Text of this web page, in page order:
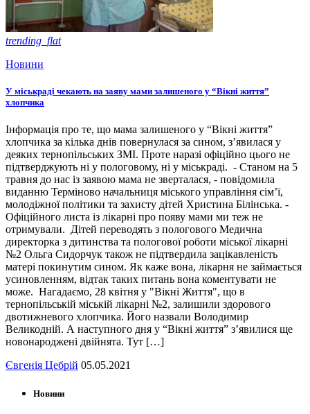
trending_flat
Новини
У міськраді чекають на заяву мами залишеного у “Вікні життя”
хлопчика
Інформація про те, що мама залишеного у “Вікні життя”
хлопчика за кілька днів повернулася за сином, з’явилася у
деяких тернопільських ЗМІ. Проте наразі офіційно цього не
підтверджують ні у пологовому, ні у міськраді. - Станом на 5
травня до нас із заявою мама не зверталася, - повідомила
виданню Терміново начальниця міського управління сім’ї,
молодіжної політики та захисту дітей Христина Білінська. -
Офіційного листа із лікарні про появу мами ми теж не
отримували. Дітей переводять з пологового Медична
директорка з дитинства та пологової роботи міської лікарні
№2 Ольга Сидорчук також не підтвердила зацікавленість
матері покинутим сином. Як каже вона, лікарня не займається
усиновленням, відтак таких питань вона коментувати не
може. Нагадаємо, 28 квітня у "Вікні Життя", що в
тернопільській міській лікарні №2, залишили здорового
двотижневого хлопчика. Його назвали Володимир
Великодній. А наступного дня у “Вікні життя” з’явилися ще
новонароджені двійнята. Тут […]
Євгенія Цебрій 05.05.2021
Новини